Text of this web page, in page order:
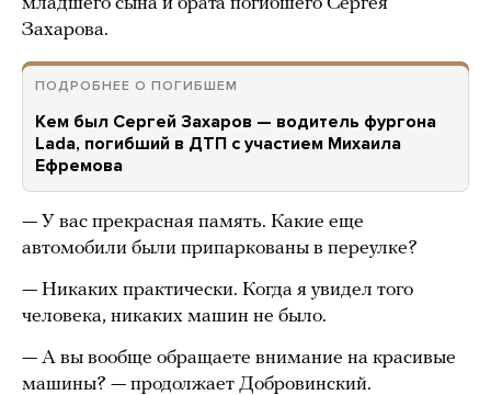
Захарова.
ПОДРОБНЕЕ О ПОГИБШЕМ
Кем был Сергей Захаров — водитель фургона
Lada, погибший в ДТП с участием Михаила
Ефремова
— У вас прекрасная память. Какие еще
автомобили были припаркованы в переулке?
— Никаких практически. Когда я увидел того
человека, никаких машин не было.
— А вы вообще обращаете внимание на красивые
машины? — продолжает Добровинский.